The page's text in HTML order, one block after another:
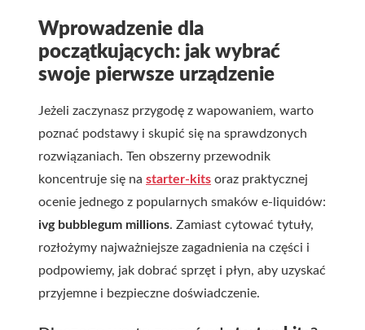
Wprowadzenie dla
początkujących: jak wybrać
swoje pierwsze urządzenie
Jeżeli zaczynasz przygodę z wapowaniem, warto
poznać podstawy i skupić się na sprawdzonych
rozwiązaniach. Ten obszerny przewodnik
koncentruje się na starter-kits oraz praktycznej
ocenie jednego z popularnych smaków e-liquidów:
ivg bubblegum millions. Zamiast cytować tytuły,
rozłożymy najważniejsze zagadnienia na części i
podpowiemy, jak dobrać sprzęt i płyn, aby uzyskać
przyjemne i bezpieczne doświadczenie.